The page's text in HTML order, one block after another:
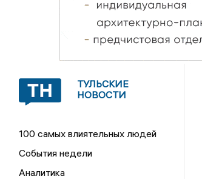
ТУЛЬСКИЕ
НОВОСТИ
100 самых влиятельных людей
События недели
Аналитика